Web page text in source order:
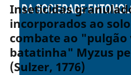
Inseticidas
incorporados ao
combate ao "pulgão
batatinha" Myzus
(Sulzer, 1776)